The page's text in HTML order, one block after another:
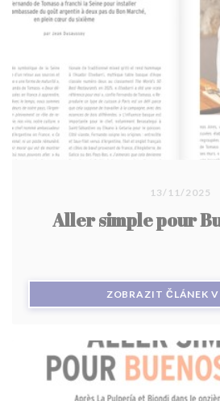
13/11/2025
Aller simple pour
ZOBRAZIT ČLÁNEK